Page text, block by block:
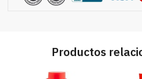
Productos